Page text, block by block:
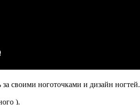
своими ноготочками и дизайн ногтей.
).